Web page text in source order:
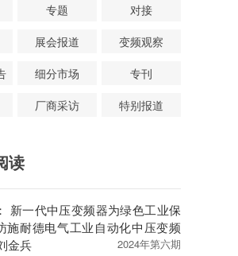
专题
对接
展会报道
变频观察
细分市场
专刊
厂商采访 特别报道
读
新一代中压变频器为绿色工业保
耐德电气工业自动化中压变频
金兵
2024年第六期